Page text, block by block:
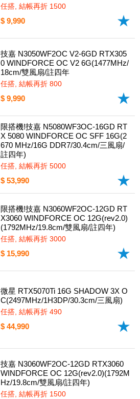
任搭, 結帳再折 1500
$ 9,990
技嘉 N3050WF2OC V2-6GD RTX305
0 WINDFORCE OC V2 6G(1477MHz/
18cm/雙風扇/註四年
任搭, 結帳再折 800
$ 9,990
限搭機!技嘉 N5080WF3OC-16GD RT
X 5080 WINDFORCE OC SFF 16G(2
670 MHz/16G DDR7/30.4cm/三風扇/
註四年)
任搭, 結帳再折 5000
$ 53,990
限搭機!技嘉 N3060WF2OC-12GD RT
X3060 WINDFORCE OC 12G(rev2.0)
(1792MHz/19.8cm/雙風扇/註四年)
任搭, 結帳再折 3000
$ 15,990
微星 RTX5070Ti 16G SHADOW 3X O
C(2497MHz/1H3DP/30.3cm/三風扇)
任搭, 結帳再折 490
$ 44,990
技嘉 N3060WF2OC-12GD RTX3060
WINDFORCE OC 12G(rev2.0)(1792M
Hz/19.8cm/雙風扇/註四年)
任搭, 結帳再折 1500